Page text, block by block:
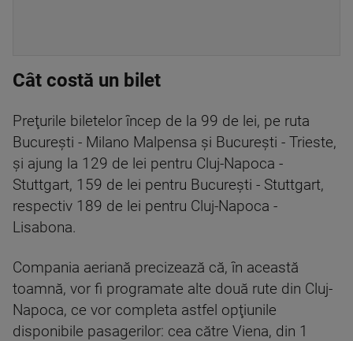
Cât costă un bilet
Preţurile biletelor încep de la 99 de lei, pe ruta
Bucureşti - Milano Malpensa şi Bucureşti - Trieste,
şi ajung la 129 de lei pentru Cluj-Napoca -
Stuttgart, 159 de lei pentru Bucureşti - Stuttgart,
respectiv 189 de lei pentru Cluj-Napoca -
Lisabona.
Compania aeriană precizează că, în această
toamnă, vor fi programate alte două rute din Cluj-
Napoca, ce vor completa astfel opţiunile
disponibile pasagerilor: cea către Viena, din 1